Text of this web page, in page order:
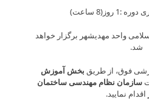
روز(8 ساعت)
واحد مهدیشهر برگزار خواهد
شد.
فوق، از طریق بخش آموزش
سازمان نظام مهندسی ساختمان
اقدام نمایید.